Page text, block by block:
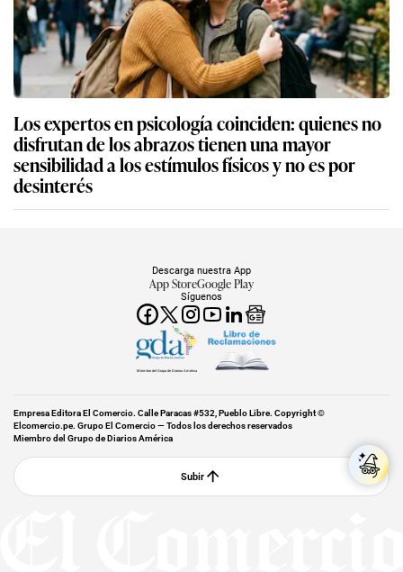
Los expertos en psicología coinciden: quienes no
disfrutan de los abrazos tienen una mayor
sensibilidad a los estímulos físicos y no es por
desinterés
Síguenos
Descarga nuestra App
App StoreGoogle Play
Miembro del Grupo de Diarios América
Empresa Editora El Comercio. Calle Paracas #532, Pueblo Libre. Copyright ©
Elcomercio.pe. Grupo El Comercio — Todos los derechos reservados
Miembro del Grupo de Diarios América
Subir